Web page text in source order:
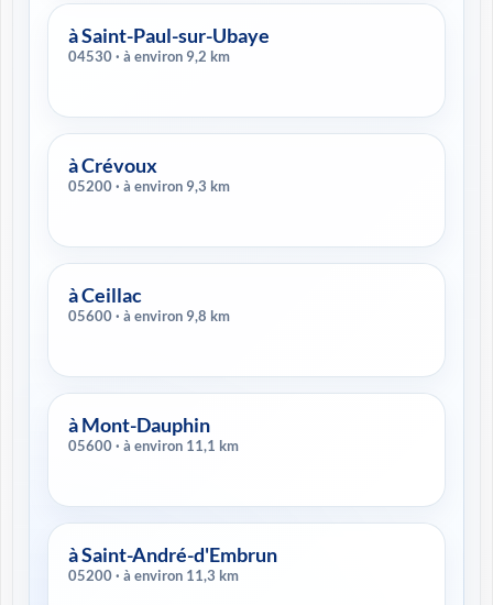
à Saint-Paul-sur-Ubaye
04530 · à environ 9,2 km
à Crévoux
05200 · à environ 9,3 km
à Ceillac
05600 · à environ 9,8 km
à Mont-Dauphin
05600 · à environ 11,1 km
à Saint-André-d'Embrun
05200 · à environ 11,3 km